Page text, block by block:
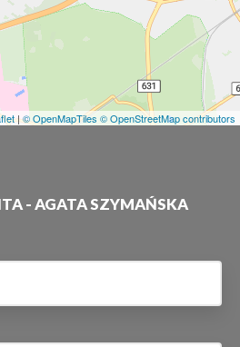
|© OpenMapTiles © OpenStreetMap contributors
- AGATA SZYMAŃSKA